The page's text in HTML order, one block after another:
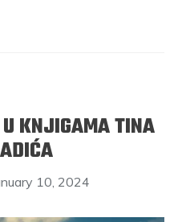
KNJIGAMA TINA
10, 2024